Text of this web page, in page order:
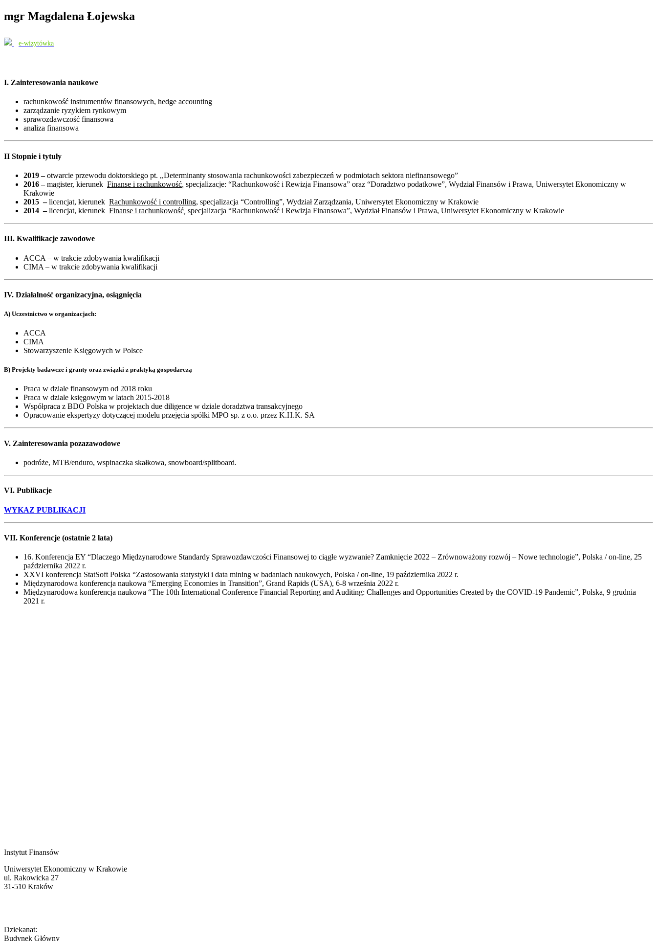
mgr Magdalena Łojewska
e-wizytówka
I. Zainteresowania naukowe
rachunkowość instrumentów finansowych, hedge accounting
zarządzanie ryzykiem rynkowym
sprawozdawczość finansowa
analiza finansowa
II Stopnie i tytuły
2019 –otwarcie przewodu doktorskiego pt. ,,Determinanty stosowania rachunkowości zabezpieczeń w podmiotach sektora niefinansowego”
2016 –magister, kierunek Finanse i rachunkowość specjalizacje: “Rachunkowość i Rewizja Finansowa” oraz “Doradztwo podatkowe”, Wydział Finansów i Prawa, Uniwersytet Ekonomiczny w
Krakowie
2015 –licencjat, kierunek Rachunkowość i controlling, specjalizacja “Controlling”, Wydział Zarządzania, Uniwersytet Ekonomiczny w Krakowie
2014 –licencjat, kierunek Finanse i rachunkowość specjalizacja “Rachunkowość i Rewizja Finansowa”, Wydział Finansów i Prawa, Uniwersytet Ekonomiczny w Krakowie
III. Kwalifikacje zawodowe
ACCA – w trakcie zdobywania kwalifikacji
CIMA – w trakcie zdobywania kwalifikacji
IV. Działalność organizacyjna, osiągnięcia
A) Uczestnictwo w organizacjach:
ACCA
CIMA
Stowarzyszenie Księgowych w Polsce
B) Projekty badawcze i granty oraz związki z praktyką gospodarczą
Praca w dziale finansowym od 2018 roku
Praca w dziale księgowym w latach 2015-2018
Współpraca z BDO Polska w projektach due diligence w dziale doradztwa transakcyjnego
Opracowanie ekspertyzy dotyczącej modelu przejęcia spółki MPO sp. z o.o. przez K.H.K. SA
V. Zainteresowania pozazawodowe
podróże, MTB/enduro, wspinaczka skałkowa, snowboard/splitboard.
VI. Publikacje
WYKAZ PUBLIKACJI
VII. Konferencje (ostatnie 2 lata)
16. Konferencja EY “Dlaczego Międzynarodowe Standardy Sprawozdawczości Finansowej to ciągłe wyzwanie? Zamknięcie 2022 – Zrównoważony rozwój – Nowe technologie”, Polska / on-line, 25
października 2022 r.
XXVI konferencja StatSoft Polska “Zastosowania statystyki i data mining w badaniach naukowych, Polska / on-line, 19 października 2022 r.
Międzynarodowa konferencja naukowa “Emerging Economies in Transition”, Grand Rapids (USA), 6-8 września 2022 r.
Międzynarodowa konferencja naukowa “The 10th International Conference Financial Reporting and Auditing: Challenges and Opportunities Created by the COVID-19 Pandemic”, Polska, 9 grudnia
2021 r.
Instytut Finansów
Uniwersytet Ekonomiczny w Krakowie
ul. Rakowicka 27
31-510 Kraków
Dziekanat:
Budynek Główny